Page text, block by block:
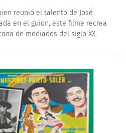
reunió el talento de José
en el guion, este filme recrea
de mediados del siglo XX.